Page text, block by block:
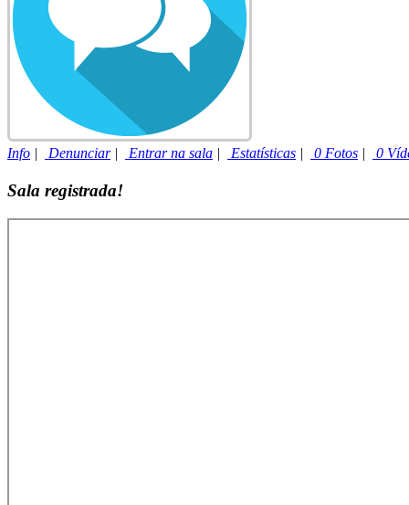
Info | Denunciar| Entrar na sala | Estatísticas | 0 Fotos | 0
Sala registrada!